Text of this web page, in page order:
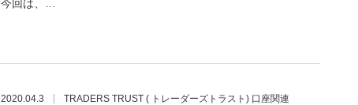
今回は、…
2020.04.3 TRADERS TRUST ( トレーダーズトラスト) 口座関連